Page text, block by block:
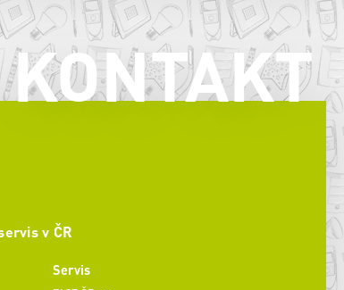
KONTAKT
v ČR
Servis